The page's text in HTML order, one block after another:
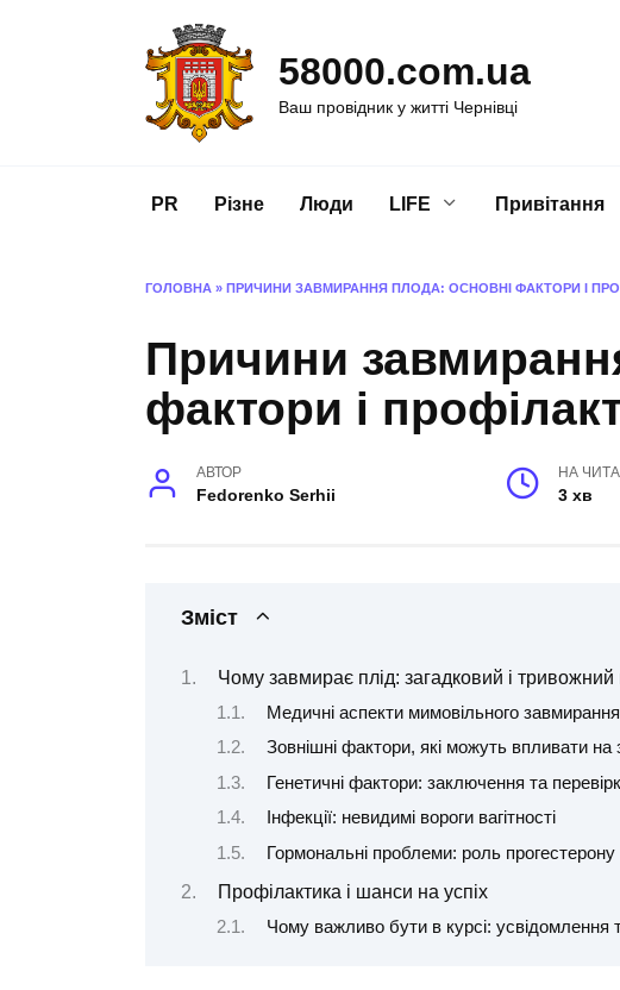
58000.com.ua
Ваш провідник у житті Чернівці
PR Різне Люди LIFE Привітання
ГОЛОВНА » ПРИЧИНИ ЗАВМИРАННЯ ПЛОДА: ОСНОВНІ ФАКТОРИ І
Причини
фактори і
АВТОР
Fedorenko Serhii
НА
3 хв
Зміст
Чому завмирає плід: загадковий і тривожний
Медичні аспекти мимовільного завмирання
Зовнішні фактори, які можуть впливати
Генетичні фактори: заключення та
Інфекції: невидимі вороги вагітності
Гормональні проблеми: роль прогестерону
Профілактика і шанси на успіх
Чому важливо бути в курсі: усвідомлення